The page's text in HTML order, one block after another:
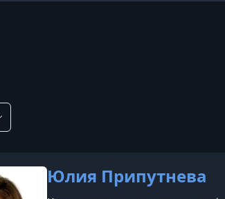
Юлия Припутнева